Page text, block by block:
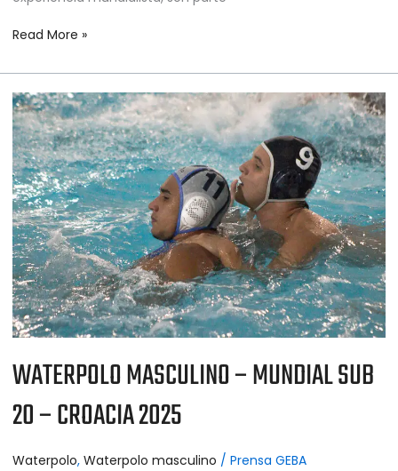
Read More »
WATERPOLO MASCULINO – MUNDIAL SUB
20 – CROACIA 2025
Waterpolo, Waterpolo masculino / Prensa GEBA
WATERPOLO
MASCULINO
–
MUNDIAL
SUB
20
–
CROACIA
2025